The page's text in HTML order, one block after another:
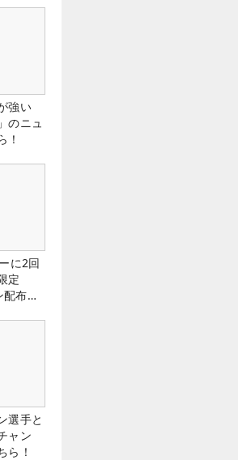
強い
のニュ
！
に2回
定
配布
選手と
ャン
ら！